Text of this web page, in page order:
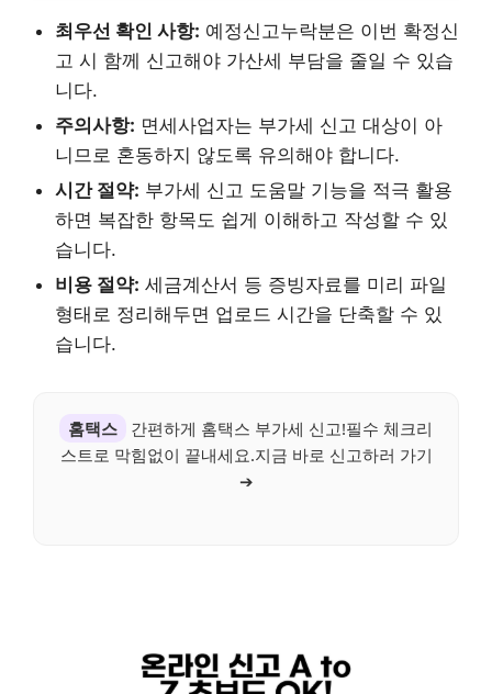
최우선 확인 사항: 예정신고누락분은 이번 확정신
고 시 함께 신고해야 가산세 부담을 줄일 수 있습
니다.
주의사항: 면세사업자는 부가세 신고 대상이 아
니므로 혼동하지 않도록 유의해야 합니다.
시간 절약: 부가세 신고 도움말 기능을 적극 활용
하면 복잡한 항목도 쉽게 이해하고 작성할 수 있
습니다.
비용 절약: 세금계산서 등 증빙자료를 미리 파일
형태로 정리해두면 업로드 시간을 단축할 수 있
습니다.
홈택스
간편하게 홈택스 부가세 신고!필수 체크리
스트로 막힘없이 끝내세요.지금 바로 신고하러 가기
➔